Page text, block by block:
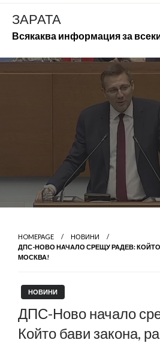
Skip
content
ЗАРАТА
Всякаква информация за
HOMEPAGE
НОВИНИ
ДПС-НОВО НАЧАЛО СРЕЩУ РАДЕВ:
МОСКВА!
НОВИНИ
ДПС-Ново начало
Който бави закона,